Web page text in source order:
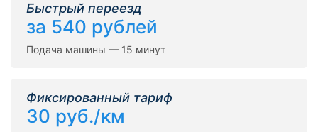
Быстрый переезд
за 540 рублей
Подача машины — 15 минут
Фиксированный тариф
30 руб./км